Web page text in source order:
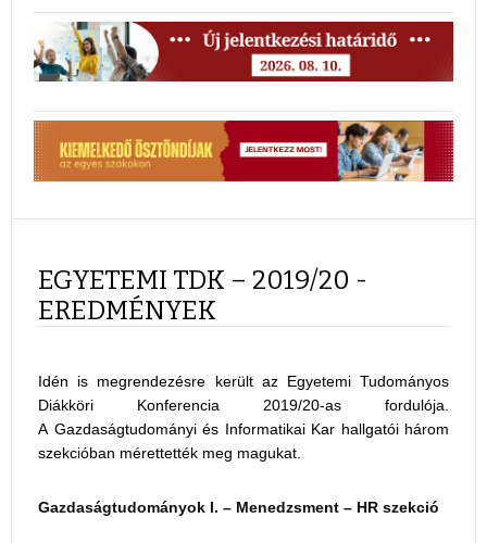
EGYETEMI TDK – 2019/20 -
EREDMÉNYEK
Idén is megrendezésre került az Egyetemi Tudományos
Diákköri Konferencia 2019/20-as fordulója.
A Gazdaságtudományi és Informatikai Kar hallgatói három
szekcióban mérettették meg magukat.
Gazdaságtudományok I. – Menedzsment – HR szekció